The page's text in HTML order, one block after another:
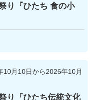
り『ひたち 食の小
10月10日から2026年10月
り『ひたち伝統文化